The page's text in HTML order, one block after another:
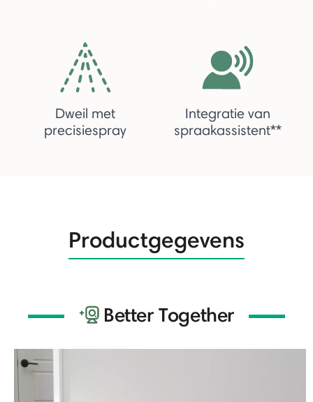
Dweil met
precisiespray
Integratie van
spraakassistent**
Productgegevens
Better Together